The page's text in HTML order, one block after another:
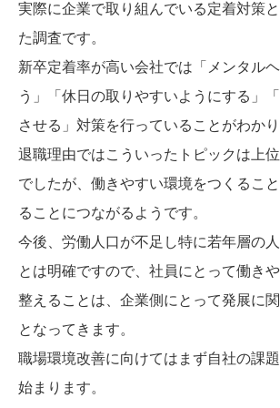
実際に企業で取り組んでいる定着対策
た調査です。
新卒定着率が高い会社では「メンタル
う」「休日の取りやすいようにする」
させる」対策を行っていることがわかり
退職理由ではこういったトピックは上
でしたが、働きやすい環境をつくるこ
ることにつながるようです。
今後、労働人口が不足し特に若年層の
とは明確ですので、社員にとって働き
整えることは、企業側にとって発展に
となってきます。
職場環境改善に向けてはまず自社の課
始まります。